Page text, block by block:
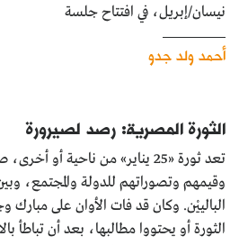
نيسان/إبريل، في افتتاح جلسة
أحمد ولد جدو
الثورة المصرية: رصد لصيرورة
تعد ثورة «25 يناير» من ناحية أو
وقيمهم وتصوراتهم للدولة والمجتمع،
البالييْن. وكان قد فات الأوان على مبارك
الثورة أو يحتووا مطالبها، بعد أن تباطأ